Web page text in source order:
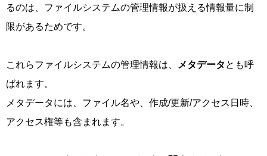
るのは、ファイルシステムの管理情報が扱える情報量に制
限があるためです。
これらファイルシステムの管理情報は、 メタデータ とも呼
ばれます。
メタデータには、ファイル名や、作成/更新/アクセス日時、
アクセス権等も含まれます。